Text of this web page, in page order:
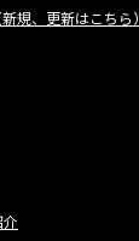
規、更新はこちら）